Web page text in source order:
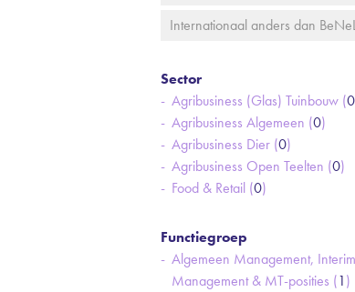
Internationaal anders dan
Sector
Agribusiness (Glas) Tuinbouw (0
Agribusiness Algemeen (0)
Agribusiness Dier (0)
Agribusiness Open Teelten (0)
Food & Retail (0)
Functiegroep
Algemeen Management, Interim
Management & MT-posities (1)